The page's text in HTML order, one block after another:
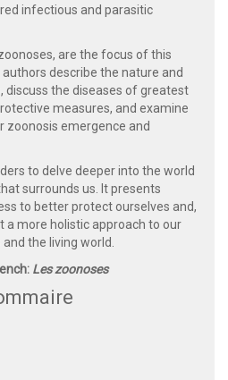
infectious and parasitic
are the focus of this
describe the nature and
discuss the diseases of greatest
measures, and examine
emergence and
to delve deeper into the world
surrounds us. It presents
to better protect ourselves and,
a more holistic approach to our
the living world.
Les zoonoses